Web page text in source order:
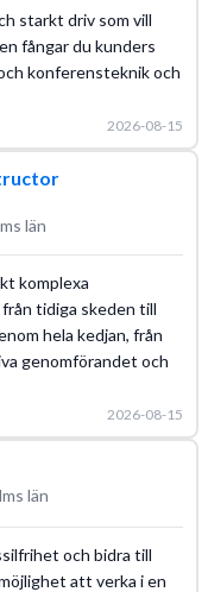
starkt driv som vill
fångar du kunders
konferensteknik och
2026-08-15
län
komplexa
tidiga skeden till
hela kedjan, från
genomförandet och
2026-08-15
län
och bidra till
att verka i en